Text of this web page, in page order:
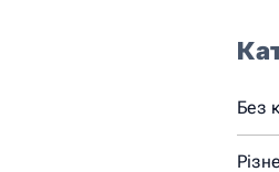
Без
Різне